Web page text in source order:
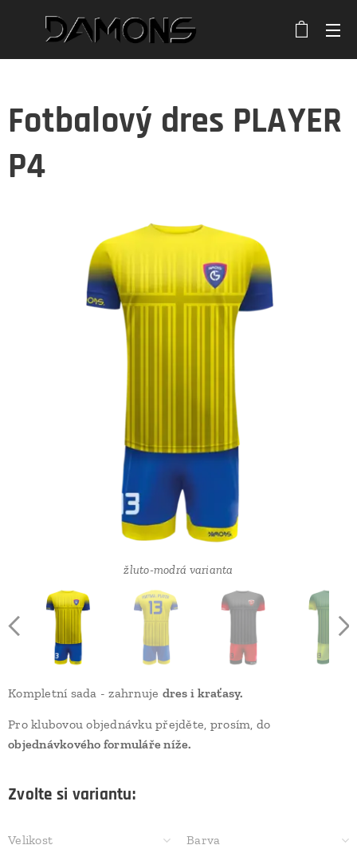
Fotbalový dres PLAYER
P4
žluto-modrá varianta
žluto-modrá varianta
černo-červená varianta
zeleno-černá varianta
růžovo-zelená varianta
Kompletní sada - zahrnuje dres i kraťasy.
Pro klubovou objednávku přejděte, prosím, do
objednávkového formuláře níže.
Zvolte si variantu:
Velikost Barva